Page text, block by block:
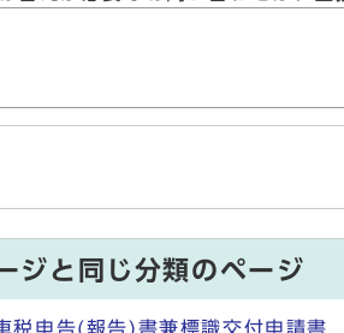
ジと同じ分類のページ
税申告(報告)書兼標識交付申請書